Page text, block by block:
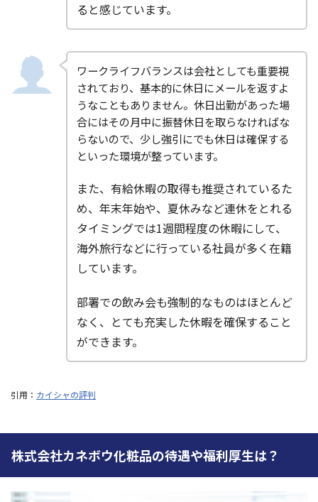
ると感じています。
ワークライフバランスは会社としても重要視
されており、基本的に休日にメールを返すよ
うなこともありません。休日出勤があった場
合にはその月中に振替休日を取らなければな
らないので、少し強引にでも休日は確保する
といった環境が整っています。
また、有給休暇の取得も推奨されているた
め、年末年始や、夏休みなど連休をとれる
タイミングでは1週間程度の休暇にして、
海外旅行などに行っている社員が多く在籍
しています。
部署での飲み会も強制的なものはほとんど
なく、とても充実した休暇を確保すること
ができます。
引用： カイシャの評判
株式会社カネボウ化粧品の待遇や福利厚生は？